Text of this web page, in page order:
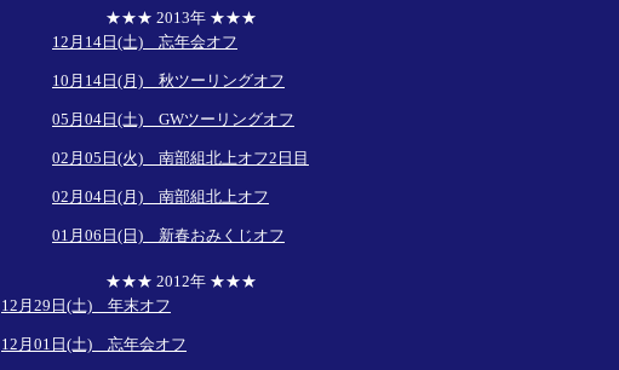
★★★ 2013年 ★★★
12月14日(土) 忘年会オフ
10月14日(月) 秋ツーリングオフ
05月04日(土) GWツーリングオフ
02月05日(火) 南部組北上オフ2日目
02月04日(月) 南部組北上オフ
01月06日(日) 新春おみくじオフ
★★★ 2012年 ★★★
12月29日(土) 年末オフ
12月01日(土) 忘年会オフ